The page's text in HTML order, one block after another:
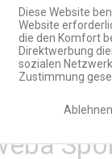
Diese Website
Website
die den Komfort
Direktwerbung
sozialen
Zustimmung
Ablehnen